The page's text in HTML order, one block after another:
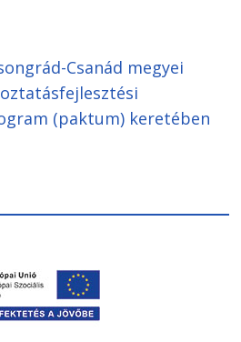
Csanád megyei
(paktum) keretében